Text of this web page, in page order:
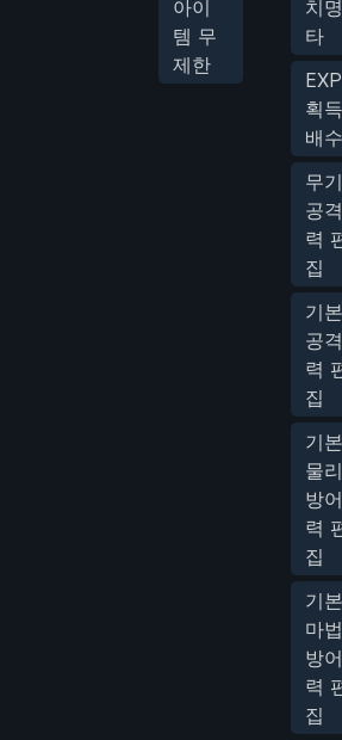
아이
템 무
제한
치명
타
EXP
획득
배수
무기
공격
력
집
기본
공격
력
집
기본
물리
방어
력
집
기본
마법
방어
력
집